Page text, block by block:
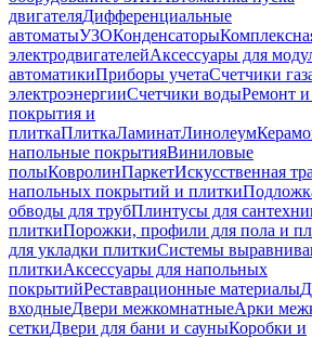
двигателяДифференциальные
автоматыУЗОКонденсаторы
электродвигателейАксессуары для
автоматикиПриборы учетаСчетчики
электроэнергииСчетчики водыРемонт и
покрытия и
плиткаПлиткаЛаминатЛинолеум
напольные покрытияВиниловые
полыКовролинПаркетИскусственная
напольных покрытий и плитки
обводы для трубПлинтусы для
плиткиПорожки, профили для пола и
для укладки плиткиСистемы
плиткиАксессуары для напольных
покрытийРеставрационные материалы
входныеДвери межкомнатныеАрки
сеткиДвери для бани и сауныКоробки и